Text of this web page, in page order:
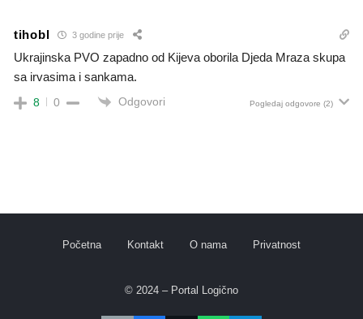
tihobl 3 godine prije
Ukrajinska PVO zapadno od Kijeva oborila Djeda Mraza skupa
sa irvasima i sankama.
8 0 Odgovori Pogledaj odgovore (2)
Početna Kontakt O nama Privatnost
© 2024 – Portal Logično